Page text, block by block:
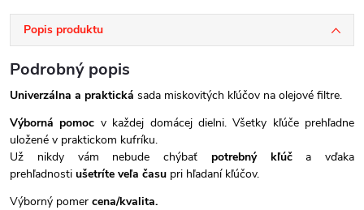
Popis produktu
Podrobný popis
Univerzálna a praktická sada miskovitých kľúčov na olejové filtre.
Výborná pomoc v každej domácej dielni. Všetky kľúče prehľadne
uložené v praktickom kufríku.
Už nikdy vám nebude chýbať potrebný kľúča vďaka
prehľadnosti ušetríte veľa času pri hľadaní kľúčov.
Výborný pomer cena/kvalita.